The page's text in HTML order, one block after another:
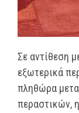
Σε αντίθεση
εξωτερικά
πληθώρα
περαστικών,